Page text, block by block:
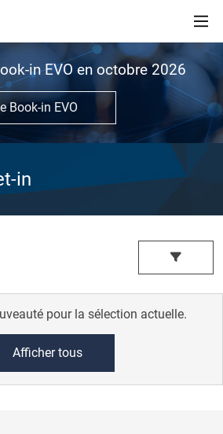
in EVO en octobre 2026
Book-in EVO
in
pour la sélection actuelle.
Afficher tous